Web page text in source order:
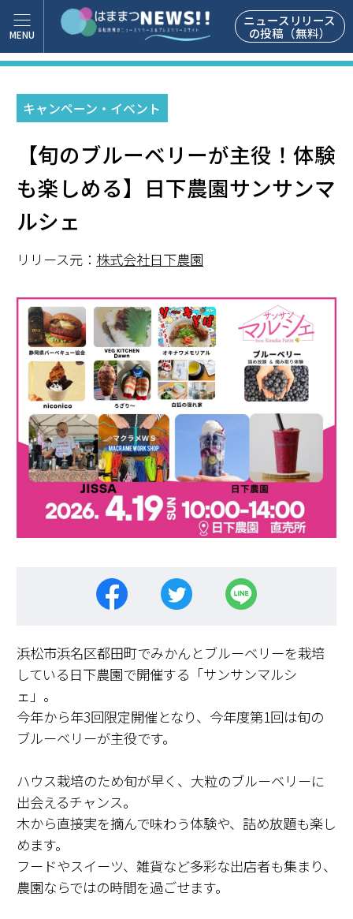
ニュースリリース
の投稿（無料）
キャンペーン・イベント
【旬のブルーベリーが主役！体験
も楽しめる】日下農園サンサンマ
ルシェ
リリース元： 株式会社日下農園
浜松市浜名区都田町でみかんとブルーベリーを栽培
している日下農園で開催する「サンサンマルシ
ェ」。
今年から年3回限定開催となり、今年度第1回は旬の
ブルーベリーが主役です。
ハウス栽培のため旬が早く、大粒のブルーベリーに
出会えるチャンス。
木から直接実を摘んで味わう体験や、詰め放題も楽し
めます。
フードやスイーツ、雑貨など多彩な出店者も集まり、
農園ならではの時間を過ごせます。